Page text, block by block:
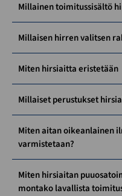
Millainen toimitussisältö
Millaisen hirren valitsen
Miten hirsiaitta eristetään
Millaiset perustukset
Miten aitan oikeanlainen
varmistetaan?
Miten hirsiaitan
montako lavallista